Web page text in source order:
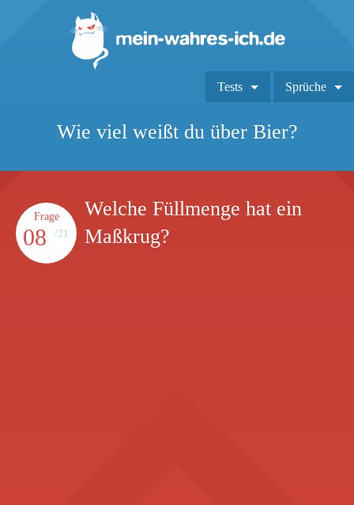
Tests Sprüche
Wie viel weißt du über Bier?
Frage
08 /21
Welche Füllmenge hat ein
Maßkrug?